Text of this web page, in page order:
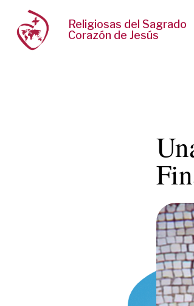
Religiosas del Sagrado
Corazón de Jesús